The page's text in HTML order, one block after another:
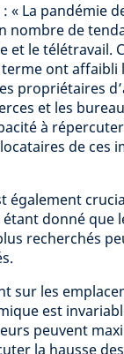
« La pandémie
nombre de
et le télétravail.
ont affaibli
propriétaires
et les
à
de ces
également
donné que
recherchés
sur les
est
peuvent
la hausse